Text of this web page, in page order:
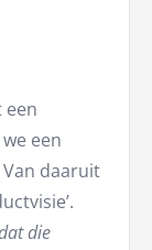
een
een
daaruit
die